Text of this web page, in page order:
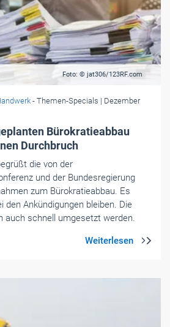
Foto: © jat306/123RF.com
- Themen-Specials | Dezember
Bürokratieabbau
Durchbruch
die von der
und der Bundesregierung
zum Bürokratieabbau. Es
den Ankündigungen bleiben. Die
auch schnell umgesetzt werden.